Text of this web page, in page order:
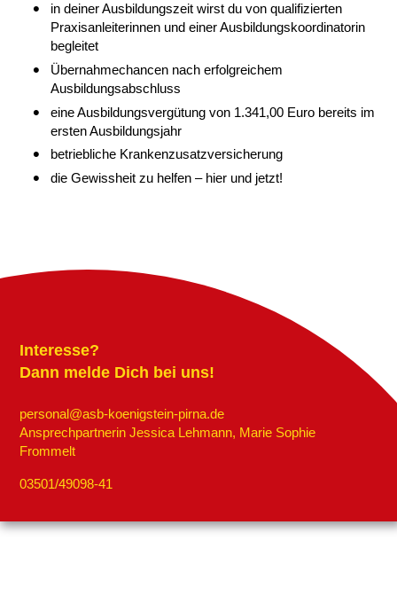
in deiner Ausbildungszeit wirst du von qualifizierten
Praxisanleiterinnen und einer Ausbildungskoordinatorin
begleitet
Übernahmechancen nach erfolgreichem
Ausbildungsabschluss
eine Ausbildungsvergütung von 1.341,00 Euro bereits im
ersten Ausbildungsjahr
betriebliche Krankenzusatzversicherung
die Gewissheit zu helfen – hier und jetzt!
Interesse?
Dann melde Dich bei uns!
personal@asb-koenigstein-pirna.de
Ansprechpartnerin Jessica Lehmann, Marie Sophie
Frommelt
03501/49098-41